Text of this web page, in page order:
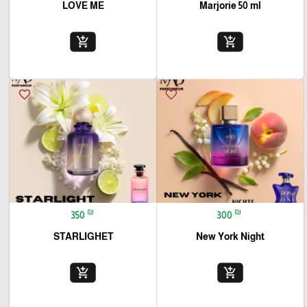
Marjorie 50 ml
add_shopping_cart
LOVE ME
add_shopping_cart
favorite_border
300 ₪
New York Night
add_shopping_cart
favorite_border
350 ₪
STARLIGHET
add_shopping_cart